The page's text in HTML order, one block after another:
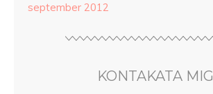
september 2012
KONTAKATA MIG